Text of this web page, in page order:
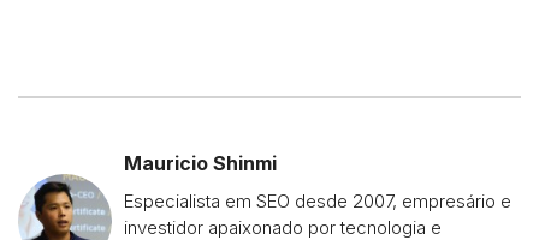
Mauricio Shinmi
Especialista em SEO desde 2007, empresário e
investidor apaixonado por tecnologia e